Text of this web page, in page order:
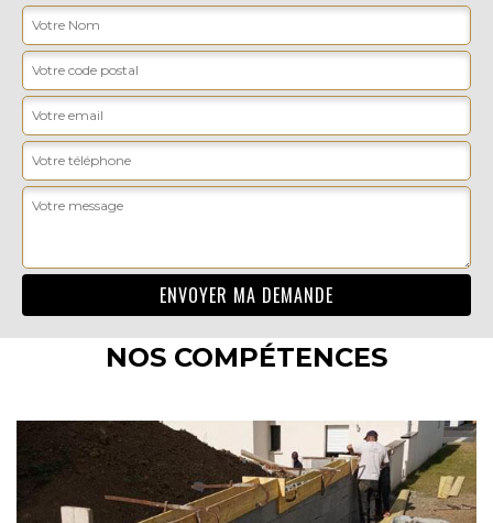
NOS COMPÉTENCES